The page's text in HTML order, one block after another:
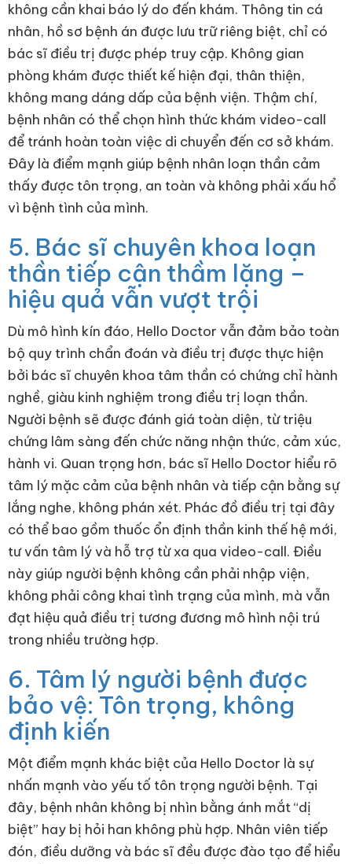
không cần khai báo lý do đến khám. Thông tin cá
nhân, hồ sơ bệnh án được lưu trữ riêng biệt, chỉ có
bác sĩ điều trị được phép truy cập. Không gian
phòng khám được thiết kế hiện đại, thân thiện,
không mang dáng dấp của bệnh viện. Thậm chí,
bệnh nhân có thể chọn hình thức khám video-call
để tránh hoàn toàn việc di chuyển đến cơ sở khám.
Đây là điểm mạnh giúp bệnh nhân loạn thần cảm
thấy được tôn trọng, an toàn và không phải xấu hổ
vì bệnh tình của mình.
5. Bác sĩ chuyên khoa loạn
thần tiếp cận thầm lặng –
hiệu quả vẫn vượt trội
Dù mô hình kín đáo, Hello Doctor vẫn đảm bảo toàn
bộ quy trình chẩn đoán và điều trị được thực hiện
bởi bác sĩ chuyên khoa tâm thần có chứng chỉ hành
nghề, giàu kinh nghiệm trong điều trị loạn thần.
Người bệnh sẽ được đánh giá toàn diện, từ triệu
chứng lâm sàng đến chức năng nhận thức, cảm xúc,
hành vi. Quan trọng hơn, bác sĩ Hello Doctor hiểu rõ
tâm lý mặc cảm của bệnh nhân và tiếp cận bằng sự
lắng nghe, không phán xét. Phác đồ điều trị tại đây
có thể bao gồm thuốc ổn định thần kinh thế hệ mới,
tư vấn tâm lý và hỗ trợ từ xa qua video-call. Điều
này giúp người bệnh không cần phải nhập viện,
không phải công khai tình trạng của mình, mà vẫn
đạt hiệu quả điều trị tương đương mô hình nội trú
trong nhiều trường hợp.
6. Tâm lý người bệnh được
bảo vệ: Tôn trọng, không
định kiến
Một điểm mạnh khác biệt của Hello Doctor là sự
nhấn mạnh vào yếu tố tôn trọng người bệnh. Tại
đây, bệnh nhân không bị nhìn bằng ánh mắt “dị
biệt” hay bị hỏi han không phù hợp. Nhân viên tiếp
đón, điều dưỡng và bác sĩ đều được đào tạo để hiểu